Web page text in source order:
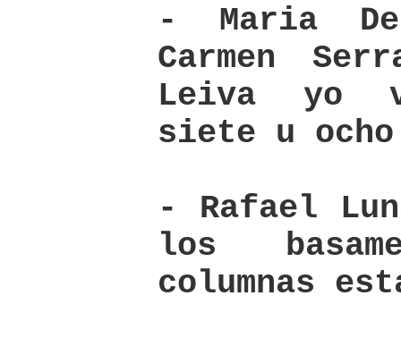
- Maria
Carmen
Leiva yo
siete u
- Rafael
los
columnas